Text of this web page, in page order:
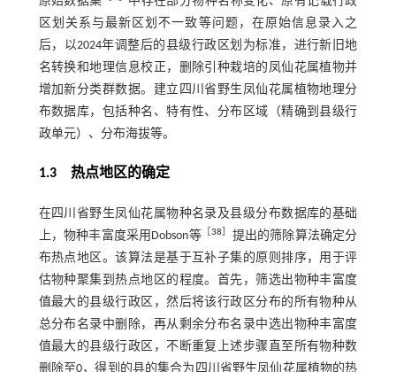
区划关系与最新区划不一致等问题，在原始信息录入之
后，以2024年调整后的县级行政区划为标准，进行新旧地
名转换和地理信息校正，删除引种栽培的凤仙花属植物并
增加新分类群数据。建立四川省野生凤仙花属植物地理分
布数据库，包括种名、特有性、分布区域（精确到县级行
政单元）、分布海拔等。
1.3热点地区的确定
在四川省野生凤仙花属物种名录及县级分布数据库的基础
上，物种丰富度采用Dobson等［38
提出的筛除算法确定分
布热点地区。该算法是基于互补子集的原则排序，用于评
估物种聚集到热点地区的程度。首先，筛选出物种丰富度
值最大的县级行政区，然后将该行政区分布的所有物种从
总分布名录中删除，再从剩余分布名录中选出物种丰富度
值最大的县级行政区，不断重复上述步骤直至所有物种数
删除至0，得到的县的集合为四川省野生凤仙花属植物的热